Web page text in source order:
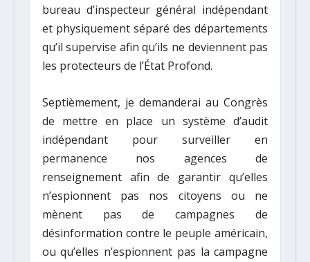
bureau d’inspecteur général indépendant
et physiquement séparé des départements
qu’il supervise afin qu’ils ne deviennent pas
les protecteurs de l’État Profond.
Septièmement, je demanderai au Congrès
de mettre en place un système d’audit
indépendant pour surveiller en
permanence nos agences de
renseignement afin de garantir qu’elles
n’espionnent pas nos citoyens ou ne
mènent pas de campagnes de
désinformation contre le peuple américain,
ou qu’elles n’espionnent pas la campagne